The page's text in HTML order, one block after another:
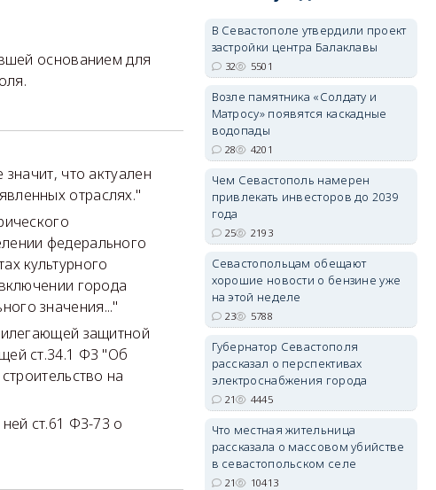
основанием для
что актуален
отраслях."
федерального
культурного
города
значения..."
защитной
ст.34.1 ФЗ "Об
на
ст.61 ФЗ-73 о
В Севастополе утвердили проект
застройки центра Балаклавы
32 5501
Возле памятника «Солдату и
Матросу» появятся каскадные
водопады
28 4201
Чем Севастополь намерен
привлекать инвесторов до 2039
года
25 2193
Севастопольцам обещают
хорошие новости о бензине уже
на этой неделе
23 5788
Губернатор Севастополя
рассказал о перспективах
электроснабжения города
21 4445
Что местная жительница
рассказала о массовом убийстве
в севастопольском селе
21 10413